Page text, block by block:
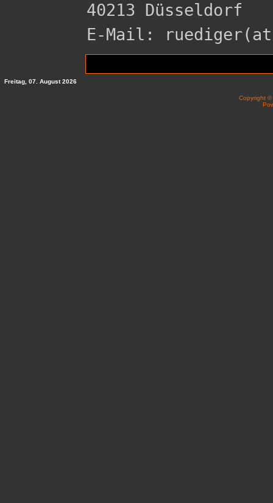
40213 Düsseldorf
E-Mail:
Freitag, 07. August 2026
Copyright